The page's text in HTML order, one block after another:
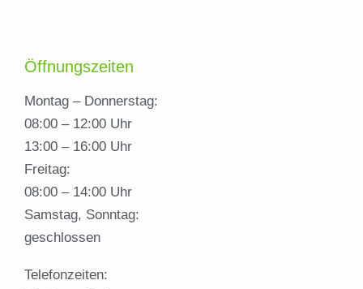
Öffnungszeiten
Montag – Donnerstag:
08:00 – 12:00 Uhr
13:00 – 16:00 Uhr
Freitag:
08:00 – 14:00 Uhr
Samstag, Sonntag:
geschlossen
Telefonzeiten: